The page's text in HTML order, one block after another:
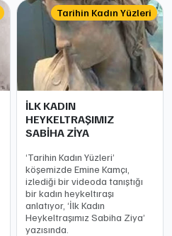
Tarihin Kadın Yüzleri
İLK KADIN
HEYKELTRAŞIMIZ
SABİHA ZİYA
‘Tarihin Kadın Yüzleri’
köşemizde Emine Kamçı,
izlediği bir videoda tanıştığı
bir kadın heykeltıraşı
anlatıyor, ‘İlk Kadın
Heykeltraşımız Sabiha Ziya’
yazısında.